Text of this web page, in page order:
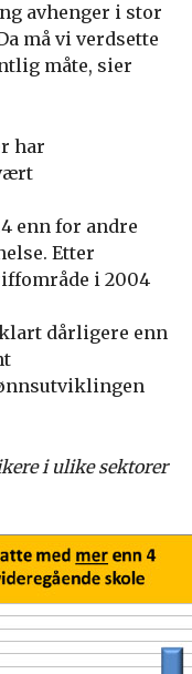
avhenger i stor
må vi verdsette
måte, sier
har
enn for andre
Etter
i 2004
dårligere enn
i ulike sektorer